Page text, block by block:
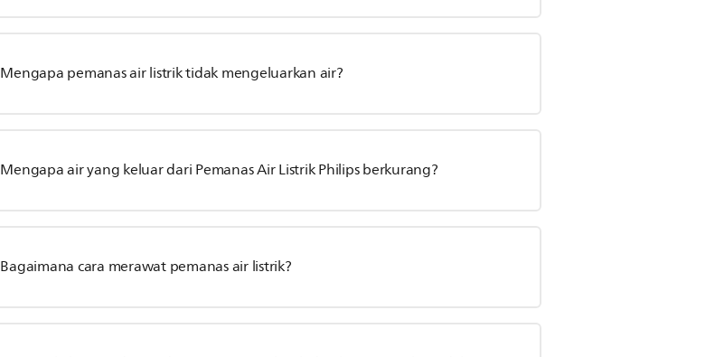
Mengapa pemanas air listrik tidak mengeluarkan air?
Mengapa air yang keluar dari Pemanas Air Listrik Philips berkurang?
Bagaimana cara merawat pemanas air listrik?